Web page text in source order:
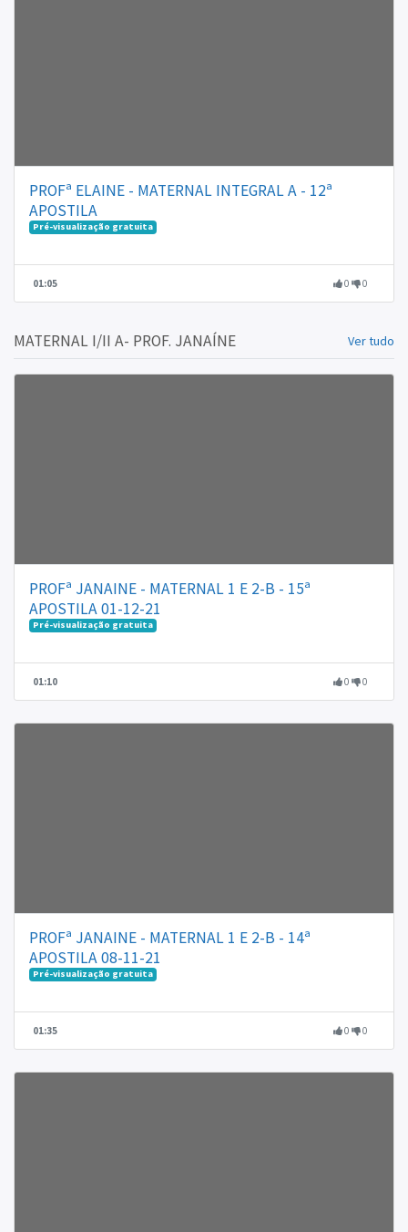
PROFª ELAINE - MATERNAL INTEGRAL A - 12ª
APOSTILA
Pré-visualização gratuita
01:05 0 0
MATERNAL I/II A- PROF. JANAÍNE Ver tudo
PROFª JANAINE - MATERNAL 1 E 2-B - 15ª
APOSTILA 01-12-21
Pré-visualização gratuita
01:10 0 0
PROFª JANAINE - MATERNAL 1 E 2-B - 14ª
APOSTILA 08-11-21
Pré-visualização gratuita
01:35 0 0